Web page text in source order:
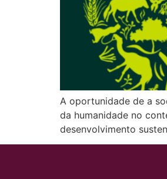
A oportunidade de a
da humanidade no
desenvolvimento